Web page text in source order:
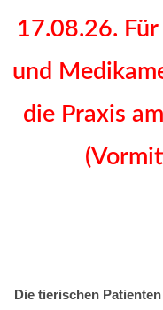
17.08.26.
und
die Praxis
Die tierischen